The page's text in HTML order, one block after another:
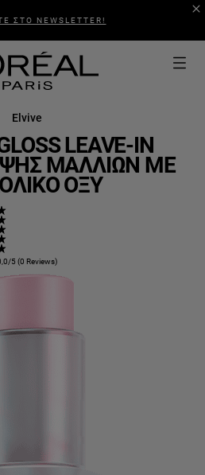
ΣΤΟ NEWSLETTER!
Elvive
LEAVE-IN
ΜΑΛΛΙΏΝ ΜΕ
ΟΞΎ
5 (0 Reviews)